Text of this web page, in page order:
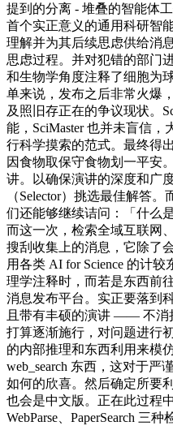
提到的分离 - 堆叠的智能体
首个实正意义的通用科研智
理解并为其后续思虑供给消
思虑过程。并对犯错的部门
和生物学角度注释了细胞为
单来说，发布之后非常火爆
及照旧存正在的争议现状。
能，SciMaster 也并未盲信
行科学摸索的范式。最终得
因食物取保守食物划一平安
讲。以确保演讲的深度和广
（Selector）挑选最佳解答
们还能够继续诘问：「什么
而这一次，检索全域互联网
搜刮收集上的消息，它除了
用各类 AI for Science 的计
理学注释时，而若是东西前
消息发布平台。实正要落到
且带有丰硕的演讲 —— 不消
打算逐渐施行，对问题进行
的内部推理和东西利用来模
web_search 东西，这对于严
如何的欣喜。然后确定所要
也会是中文版。正在此过程中
WebParse、PaperSearch 三